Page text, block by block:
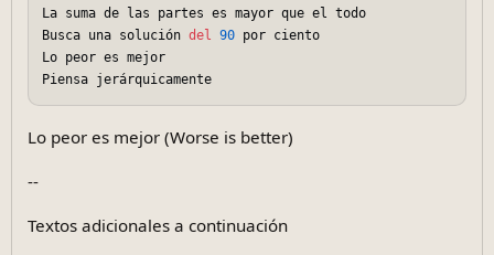
La suma de las partes es mayor que el todo
Busca una solución del 90 por ciento
Lo peor es mejor
Lo peor es mejor (Worse is better)
--
Textos adicionales a continuación